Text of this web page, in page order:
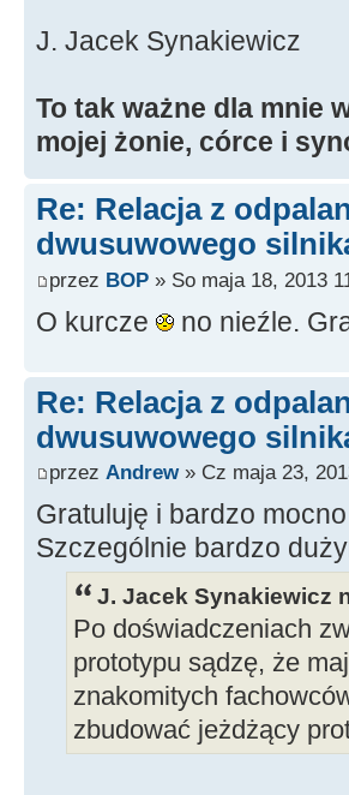
J. Jacek Synakiewicz
To tak ważne dla mnie
mojej żonie, córce i
Re: Relacja z
dwusuwowego
przez BOP » So maja 18, 2013
O kurcze no nieźle.
Re: Relacja z
dwusuwowego
przez Andrew» Cz maja 23,
Gratuluję i bardzo
Szczególnie bardzo
J. Jacek Synakiewicz
Po doświadczeniach
prototypu sądzę, że
znakomitych
zbudować jeżdżący